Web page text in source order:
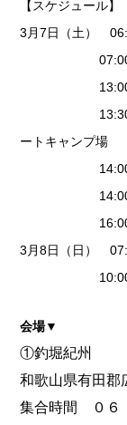
【スケジュール】
3月7日（土）
07:00～
13:00～
13:30～
ートキャンプ場
14:00
14:00～
16:00～
3月8日（日）
10:00
会場▼
①釣堀紀州
和歌山県有田郡
集合時間 ０６